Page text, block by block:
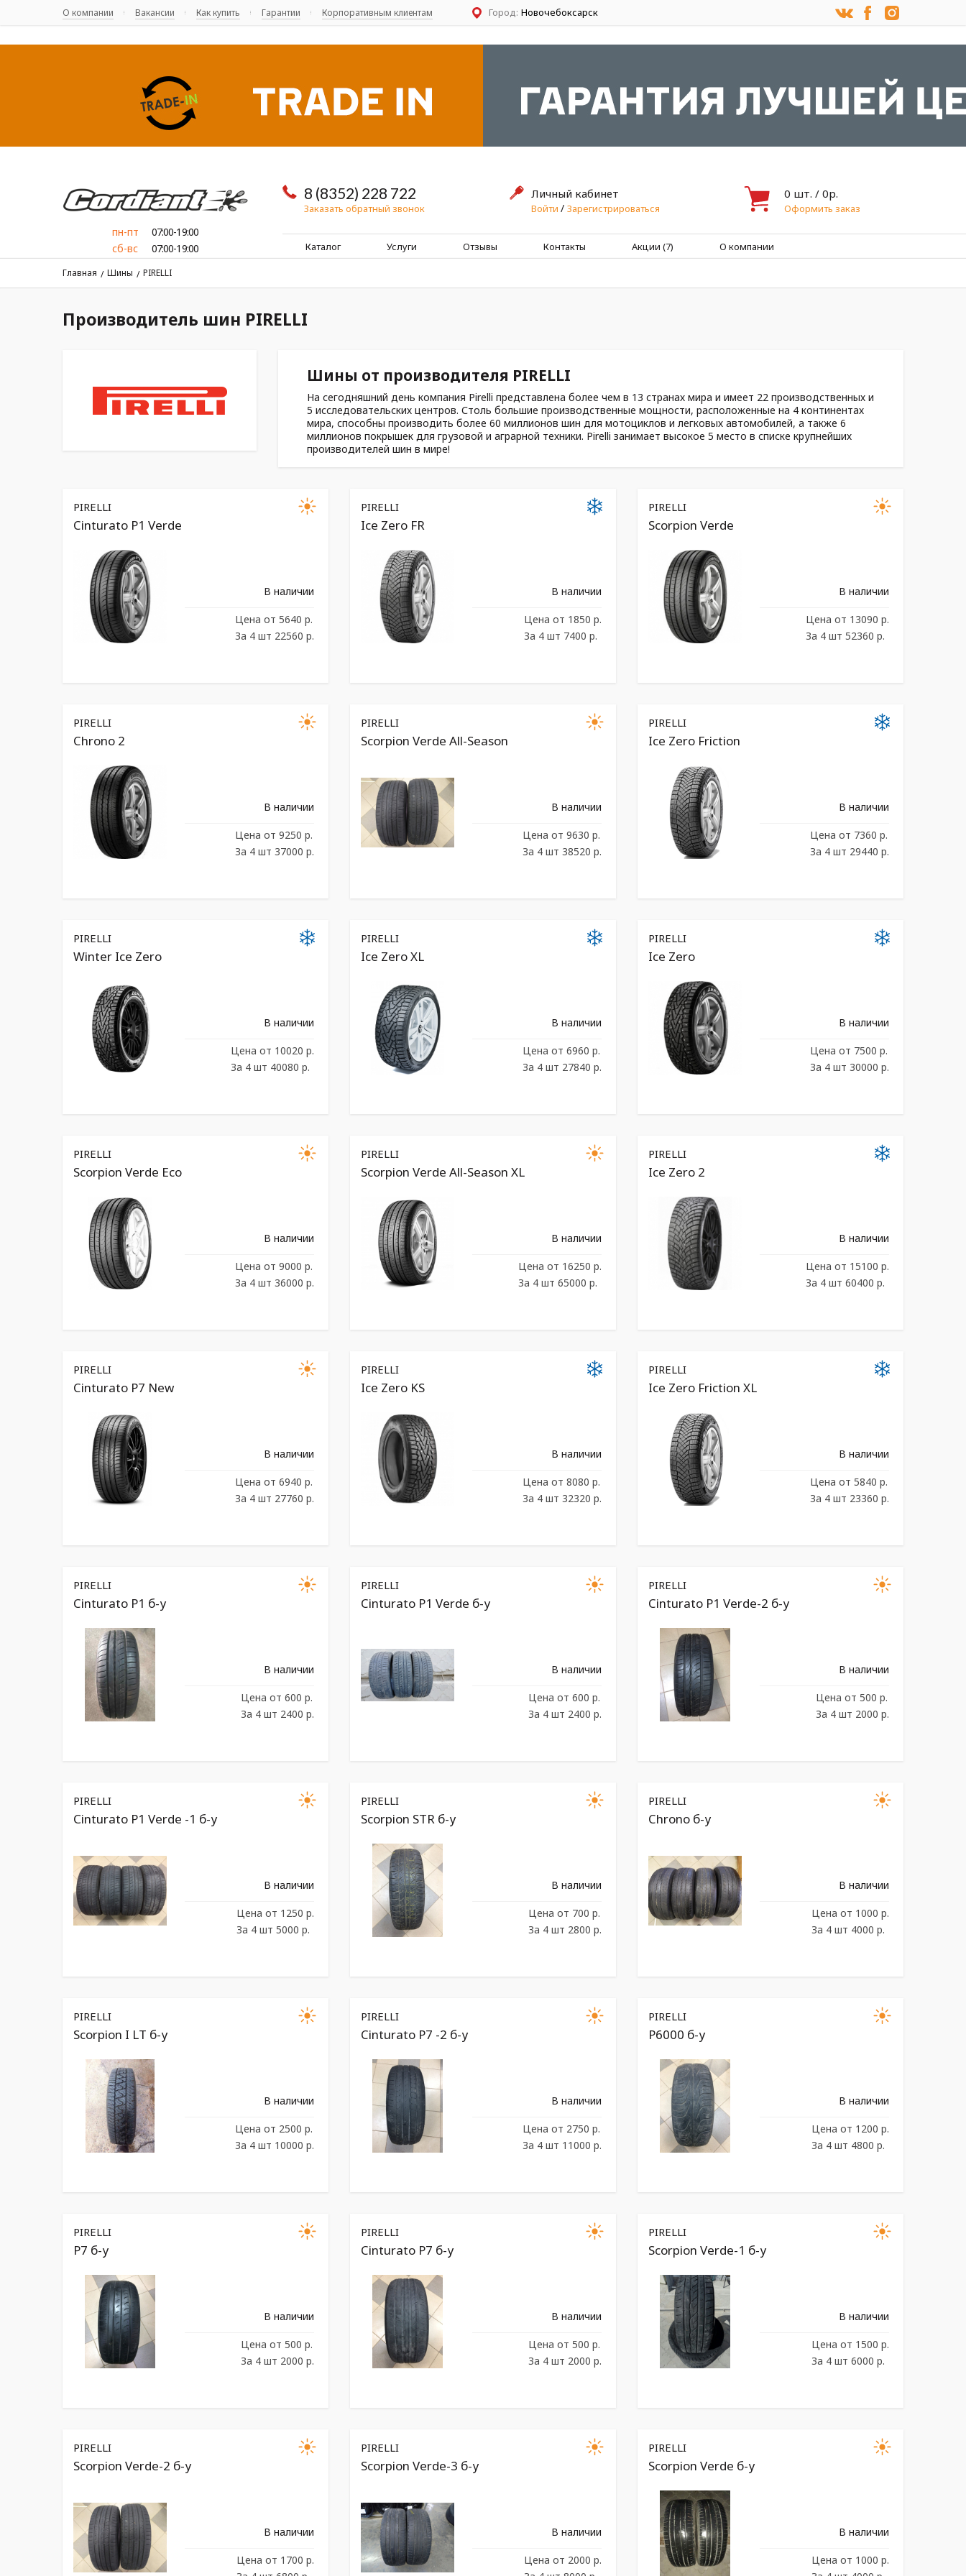
О компании Вакансии Как купить Гарантии Корпоративным клиентам Город: Новочебоксарск
пн-пт
07:00-19:00
сб-вс
07:00-19:00
8 (8352) 228 722
Заказать обратный звонок
Личный кабинет
Войти / Зарегистрироваться
0 шт. / 0р.
Оформить заказ
Каталог Услуги Отзывы Контакты Акции (7) О компании
Главная / Шины / PIRELLI
Производитель шин PIRELLI
Шины от производителя PIRELLI
На сегодняшний день компания Pirelli представлена более чем в 13 странах мира и имеет 22 производственных и
5 исследовательских центров. Столь большие производственные мощности, расположенные на 4 континентах
мира, способны производить более 60 миллионов шин для мотоциклов и легковых автомобилей, а также 6
миллионов покрышек для грузовой и аграрной техники. Pirelli занимает высокое 5 место в списке крупнейших
производителей шин в мире!
PIRELLI
Cinturato P1 Verde
В наличии
Цена от 5640 р.
За 4 шт 22560 р.
PIRELLI
Ice Zero FR
В наличии
Цена от 1850 р.
За 4 шт 7400 р.
PIRELLI
Scorpion Verde
В наличии
Цена от 13090 р.
За 4 шт 52360 р.
PIRELLI
Chrono 2
В наличии
Цена от 9250 р.
За 4 шт 37000 р.
PIRELLI
Scorpion Verde All-Season
В наличии
Цена от 9630 р.
За 4 шт 38520 р.
PIRELLI
Ice Zero Friction
В наличии
Цена от 7360 р.
За 4 шт 29440 р.
PIRELLI
Winter Ice Zero
В наличии
Цена от 10020 р.
За 4 шт 40080 р.
PIRELLI
Ice Zero XL
В наличии
Цена от 6960 р.
За 4 шт 27840 р.
PIRELLI
Ice Zero
В наличии
Цена от 7500 р.
За 4 шт 30000 р.
PIRELLI
Scorpion Verde Eco
В наличии
Цена от 9000 р.
За 4 шт 36000 р.
PIRELLI
Scorpion Verde All-Season XL
В наличии
Цена от 16250 р.
За 4 шт 65000 р.
PIRELLI
Ice Zero 2
В наличии
Цена от 15100 р.
За 4 шт 60400 р.
PIRELLI
Cinturato P7 New
В наличии
Цена от 6940 р.
За 4 шт 27760 р.
PIRELLI
Ice Zero KS
В наличии
Цена от 8080 р.
За 4 шт 32320 р.
PIRELLI
Ice Zero Friction XL
В наличии
Цена от 5840 р.
За 4 шт 23360 р.
PIRELLI
Cinturato P1 б-у
В наличии
Цена от 600 р.
За 4 шт 2400 р.
PIRELLI
Cinturato P1 Verde б-у
В наличии
Цена от 600 р.
За 4 шт 2400 р.
PIRELLI
Cinturato P1 Verde-2 б-у
В наличии
Цена от 500 р.
За 4 шт 2000 р.
PIRELLI
Сinturato P1 Verde -1 б-у
В наличии
Цена от 1250 р.
За 4 шт 5000 р.
PIRELLI
Scorpion STR б-у
В наличии
Цена от 700 р.
За 4 шт 2800 р.
PIRELLI
Chrono б-у
В наличии
Цена от 1000 р.
За 4 шт 4000 р.
PIRELLI
Scorpion I LT б-у
В наличии
Цена от 2500 р.
За 4 шт 10000 р.
PIRELLI
Cinturato P7 -2 б-у
В наличии
Цена от 2750 р.
За 4 шт 11000 р.
PIRELLI
P6000 б-у
В наличии
Цена от 1200 р.
За 4 шт 4800 р.
PIRELLI
P7 б-у
В наличии
Цена от 500 р.
За 4 шт 2000 р.
PIRELLI
Cinturato P7 б-у
В наличии
Цена от 500 р.
За 4 шт 2000 р.
PIRELLI
Scorpion Verde-1 б-у
В наличии
Цена от 1500 р.
За 4 шт 6000 р.
PIRELLI
Scorpion Verde-2 б-у
В наличии
Цена от 1700 р.
PIRELLI
Scorpion Verde-3 б-у
В наличии
Цена от 2000 р.
PIRELLI
Scorpion Verde б-у
В наличии
Цена от 1000 р.